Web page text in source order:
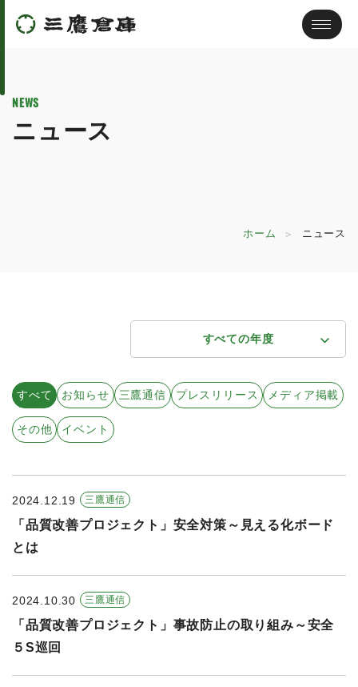
NEWS
ニュース
ホーム ニュース
すべての年度
すべての年度
2024年
すべて お知らせ 三鷹通信 プレスリリース メディア掲載
その他 イベント
2024.12.19 三鷹通信
「品質改善プロジェクト」安全対策～見える化ボード
とは
2024.10.30 三鷹通信
「品質改善プロジェクト」事故防止の取り組み～安全
５S巡回